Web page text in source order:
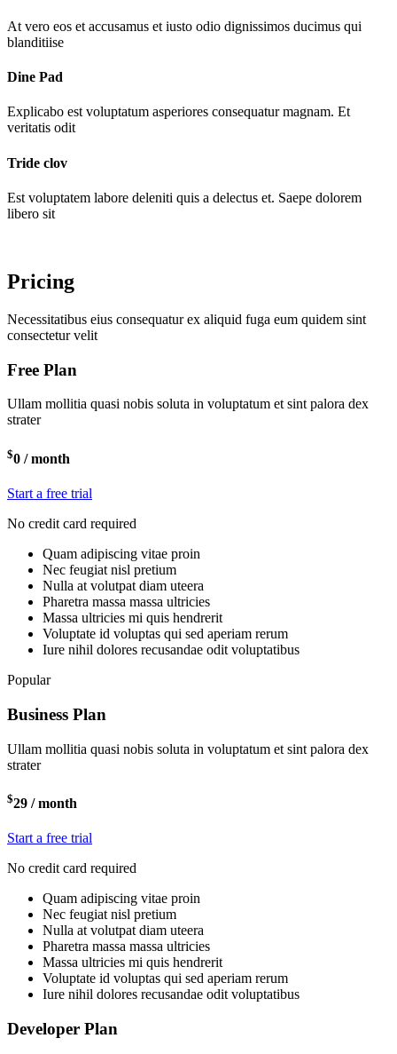
At vero eos et accusamus et iusto odio dignissimos ducimus qui
blanditiise
Dine Pad
Explicabo est voluptatum asperiores consequatur magnam. Et
veritatis odit
Tride clov
Est voluptatem labore deleniti quis a delectus et. Saepe dolorem
libero sit
Pricing
Necessitatibus eius consequatur ex aliquid fuga eum quidem sint
consectetur velit
Free Plan
Ullam mollitia quasi nobis soluta in voluptatum et sint palora dex
strater
$0 / month
Start a free trial
No credit card required
Quam adipiscing vitae proin
Nec feugiat nisl pretium
Nulla at volutpat diam uteera
Pharetra massa massa ultricies
Massa ultricies mi quis hendrerit
Voluptate id voluptas qui sed aperiam rerum
Iure nihil dolores recusandae odit voluptatibus
Popular
Business Plan
Ullam mollitia quasi nobis soluta in voluptatum et sint palora dex
strater
$29 / month
Start a free trial
No credit card required
Quam adipiscing vitae proin
Nec feugiat nisl pretium
Nulla at volutpat diam uteera
Pharetra massa massa ultricies
Massa ultricies mi quis hendrerit
Voluptate id voluptas qui sed aperiam rerum
Iure nihil dolores recusandae odit voluptatibus
Developer Plan